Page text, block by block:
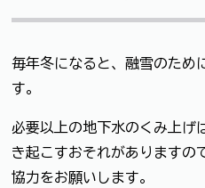
毎年冬になると、融雪のため
す。
必要以上の地下水のくみ上げ
き起こすおそれがありますの
協力をお願いします。